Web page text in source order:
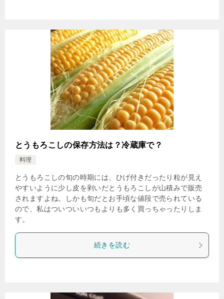
とうもろこしの保存方法は？冷蔵庫で？
料理
とうもろこしの旬の時期には、ひげ付きだったり粒が見え
やすいように少し皮を剥いだとうもろこしが山積みで販売
されますよね。しかも旬だとお手頃な値段で売られている
ので、私はついついいつもよりも多く買っちゃったりしま
す。
続きを読む